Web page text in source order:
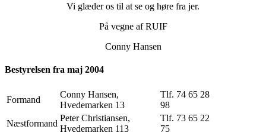
Vi glæder os til at se og høre fra jer.
På vegne af RUIF
Conny Hansen
Bestyrelsen fra maj 2004
Formand
Conny Hansen,
Hvedemarken 13
Tlf. 74 65 28
98
Næstformand
Peter Christiansen,
Hvedemarken 113
Tlf. 73 65 22
75